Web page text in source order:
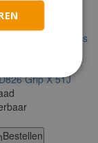
Bestellen
Grip X 51J
Bestellen